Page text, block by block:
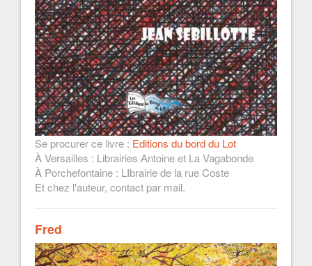
Se procurer ce livre : Editions du bord du Lot
À Versailles : Librairies Antoine et La Vagabonde
À Porchefontaine : LIbrairie de la rue Coste
Et chez l'auteur, contact par mail.
Fred